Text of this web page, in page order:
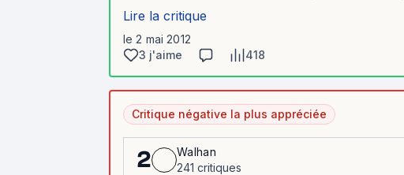
Lire la critique
le 2 mai 2012
3 j'aime
418
Critique négative la plus appréciée
2
Walhan
241 critiques